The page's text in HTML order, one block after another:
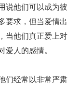
抽签算命
情感挽回
孕中期
说他们可以成为彼
要求，但当爱情出
当他们真正爱上对
爱人的感情。
经常以非常严肃